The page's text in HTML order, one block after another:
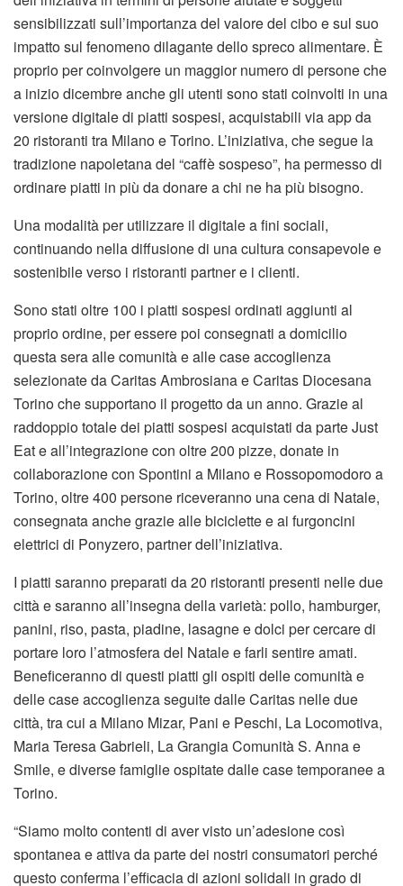
sensibilizzati sull’importanza del valore del cibo e sul suo
impatto sul fenomeno dilagante dello spreco alimentare. È
proprio per coinvolgere un maggior numero di persone che
a inizio dicembre anche gli utenti sono stati coinvolti in una
versione digitale di piatti sospesi, acquistabili via app da
20 ristoranti tra Milano e Torino. L’iniziativa, che segue la
tradizione napoletana del “caffè sospeso”, ha permesso di
ordinare piatti in più da donare a chi ne ha più bisogno.
Una modalità per utilizzare il digitale a fini sociali,
continuando nella diffusione di una cultura consapevole e
sostenibile verso i ristoranti partner e i clienti.
Sono stati oltre 100 i piatti sospesi ordinati aggiunti al
proprio ordine, per essere poi consegnati a domicilio
questa sera alle comunità e alle case accoglienza
selezionate da Caritas Ambrosiana e Caritas Diocesana
Torino che supportano il progetto da un anno. Grazie al
raddoppio totale dei piatti sospesi acquistati da parte Just
Eat e all’integrazione con oltre 200 pizze, donate in
collaborazione con Spontini a Milano e Rossopomodoro a
Torino, oltre 400 persone riceveranno una cena di Natale,
consegnata anche grazie alle biciclette e ai furgoncini
elettrici di Ponyzero, partner dell’iniziativa.
I piatti saranno preparati da 20 ristoranti presenti nelle due
città e saranno all’insegna della varietà: pollo, hamburger,
panini, riso, pasta, piadine, lasagne e dolci per cercare di
portare loro l’atmosfera del Natale e farli sentire amati.
Beneficeranno di questi piatti gli ospiti delle comunità e
delle case accoglienza seguite dalle Caritas nelle due
città, tra cui a Milano Mizar, Pani e Peschi, La Locomotiva,
Maria Teresa Gabrieli, La Grangia Comunità S. Anna e
Smile, e diverse famiglie ospitate dalle case temporanee a
Torino.
“Siamo molto contenti di aver visto un’adesione così
spontanea e attiva da parte dei nostri consumatori perché
questo conferma l’efficacia di azioni solidali in grado di